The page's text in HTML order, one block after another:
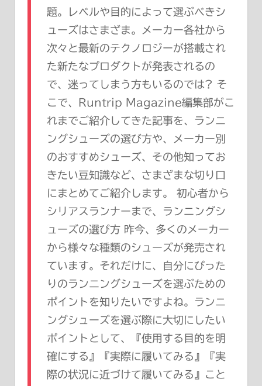
題。レベルや目的によって選ぶべきシ
ューズはさまざま。メーカー各社から
次々と最新のテクノロジーが搭載され
た新たなプロダクトが発表されるの
で、迷ってしまう方もいるのでは? そ
こで、Runtrip Magazine編集部がこ
れまでご紹介してきた記事を、ランニ
ングシューズの選び方や、メーカー別
のおすすめシューズ、その他知ってお
きたい豆知識など、さまざまな切り口
にまとめてご紹介します。 初心者から
シリアスランナーまで、ランニングシ
ューズの選び方 昨今、多くのメーカー
から様々な種類のシューズが発売され
ています。それだけに、自分にぴった
りのランニングシューズを選ぶための
ポイントを知りたいですよね。ランニ
ングシューズを選ぶ際に大切にしたい
ポイントとして、『使用する目的を明
確にする』『実際に履いてみる』『実
際の状況に近づけて履いてみる』こと